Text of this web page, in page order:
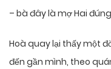
– bà đây là mợ Hai
Hoà quay lại thấy một
đến gần mình, theo